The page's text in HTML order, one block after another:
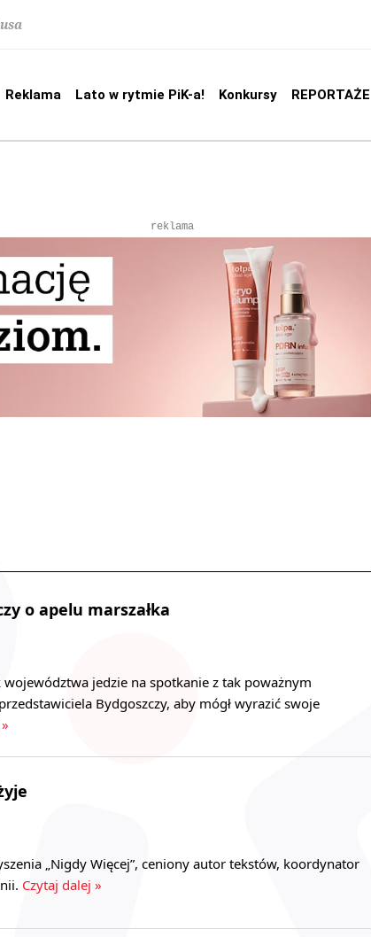
Reklama Lato w rytmie PiK-a! Konkursy REPORTAŻE
reklama
o apelu marszałka
województwa jedzie na spotkanie z tak poważnym
Bydgoszczy, aby mógł wyrazić swoje
„Nigdy Więcej”, ceniony autor tekstów, koordynator
Czytaj dalej »